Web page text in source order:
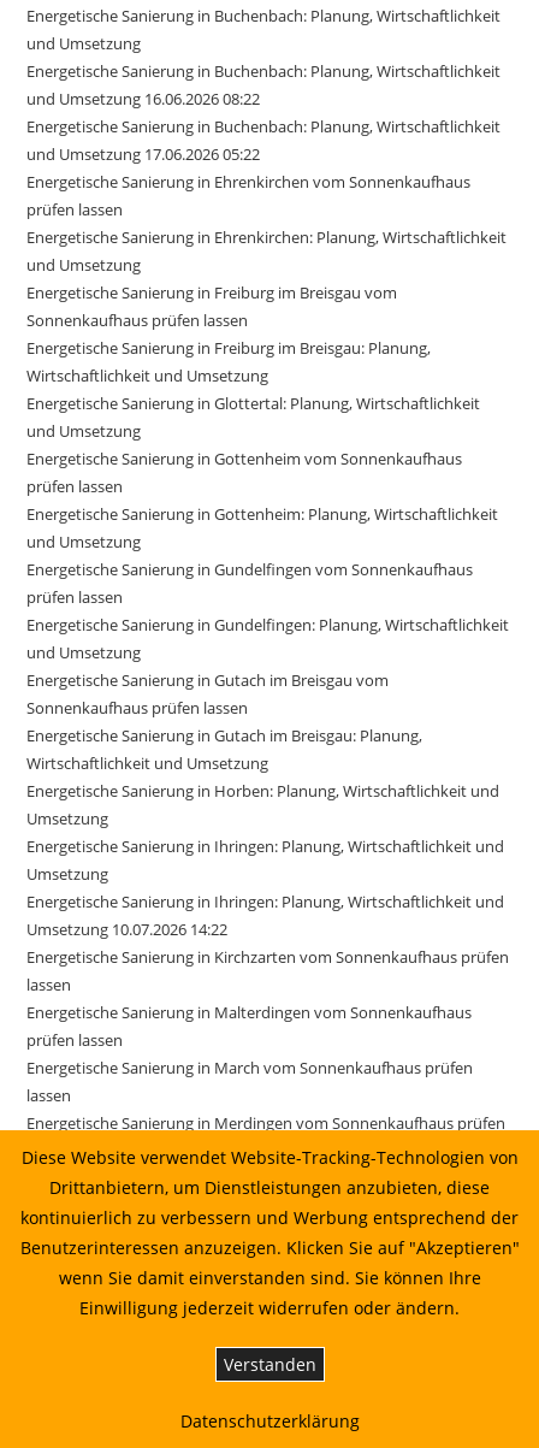
Energetische Sanierung in Buchenbach: Planung, Wirtschaftlichkeit
und Umsetzung
Energetische Sanierung in Buchenbach: Planung, Wirtschaftlichkeit
und Umsetzung 16.06.2026 08:22
Energetische Sanierung in Buchenbach: Planung, Wirtschaftlichkeit
und Umsetzung 17.06.2026 05:22
Energetische Sanierung in Ehrenkirchen vom Sonnenkaufhaus
prüfen lassen
Energetische Sanierung in Ehrenkirchen: Planung, Wirtschaftlichkeit
und Umsetzung
Energetische Sanierung in Freiburg im Breisgau vom
Sonnenkaufhaus prüfen lassen
Energetische Sanierung in Freiburg im Breisgau: Planung,
Wirtschaftlichkeit und Umsetzung
Energetische Sanierung in Glottertal: Planung, Wirtschaftlichkeit
und Umsetzung
Energetische Sanierung in Gottenheim vom Sonnenkaufhaus
prüfen lassen
Energetische Sanierung in Gottenheim: Planung, Wirtschaftlichkeit
und Umsetzung
Energetische Sanierung in Gundelfingen vom Sonnenkaufhaus
prüfen lassen
Energetische Sanierung in Gundelfingen: Planung, Wirtschaftlichkeit
und Umsetzung
Energetische Sanierung in Gutach im Breisgau vom
Sonnenkaufhaus prüfen lassen
Energetische Sanierung in Gutach im Breisgau: Planung,
Wirtschaftlichkeit und Umsetzung
Energetische Sanierung in Horben: Planung, Wirtschaftlichkeit und
Umsetzung
Energetische Sanierung in Ihringen: Planung, Wirtschaftlichkeit und
Umsetzung
Energetische Sanierung in Ihringen: Planung, Wirtschaftlichkeit und
Umsetzung 10.07.2026 14:22
Energetische Sanierung in Kirchzarten vom Sonnenkaufhaus prüfen
lassen
Energetische Sanierung in Malterdingen vom Sonnenkaufhaus
prüfen lassen
Energetische Sanierung in March vom Sonnenkaufhaus prüfen
lassen
Energetische Sanierung in Merdingen vom Sonnenkaufhaus prüfen
lassen
Energetische Sanierung in Merdingen vom Sonnenkaufhaus prüfen
lassen 06.07.2026 05:21
Energetische Sanierung in Merzhausen vom Sonnenkaufhaus
prüfen lassen
Energetische Sanierung in Merzhausen vom Sonnenkaufhaus
prüfen lassen 26.06.2026 15:22
Energetische Sanierung in Merzhausen: Planung, Wirtschaftlichkeit
Diese Website verwendet Website-Tracking-Technologien von
Drittanbietern, um Dienstleistungen anzubieten, diese
kontinuierlich zu verbessern und Werbung entsprechend der
Benutzerinteressen anzuzeigen. Klicken Sie auf "Akzeptieren"
wenn Sie damit einverstanden sind. Sie können Ihre
Einwilligung jederzeit widerrufen oder ändern.
Verstanden
Datenschutzerklärung